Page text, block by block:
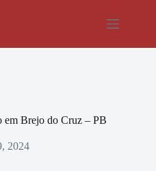
em Brejo do Cruz – PB
2024